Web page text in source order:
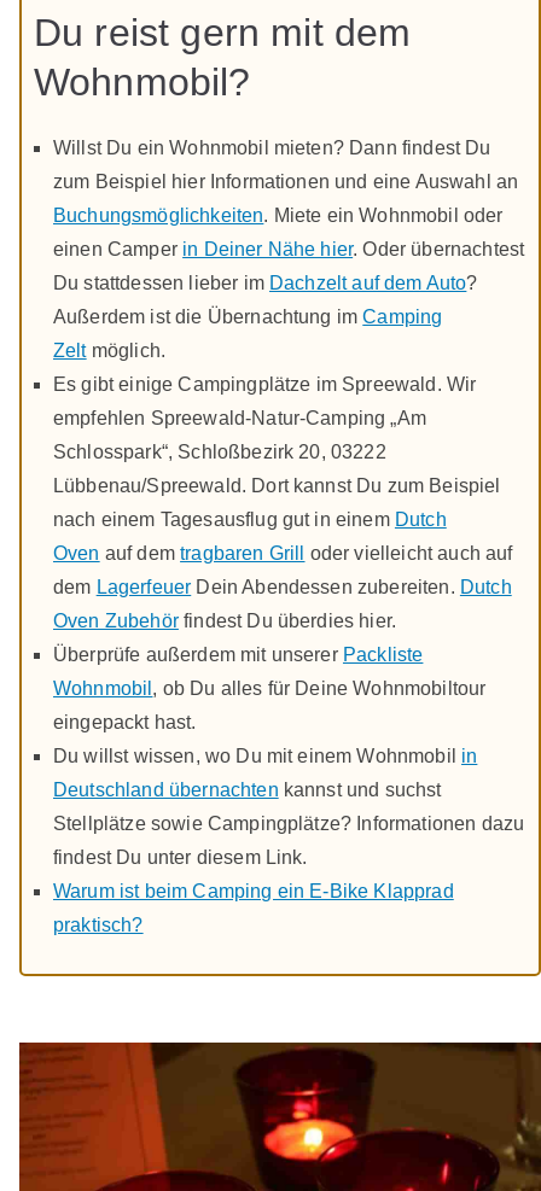
Du reist gern mit dem
Wohnmobil?
Willst Du ein Wohnmobil mieten? Dann findest Du
zum Beispiel hier Informationen und eine Auswahl an
Buchungsmöglichkeiten. Miete ein Wohnmobil oder
einen Camper in Deiner Nähe hier. Oder übernachtest
Du stattdessen lieber im Dachzelt auf dem Auto?
Außerdem ist die Übernachtung imCamping
Zeltmöglich.
Es gibt einige Campingplätze im Spreewald. Wir
empfehlen Spreewald-Natur-Camping „Am
Schlosspark“, Schloßbezirk 20, 03222
Lübbenau/Spreewald. Dort kannst Du zum Beispiel
nach einem Tagesausflug gut in einem Dutch
Oven auf demtragbaren Grill
oder vielleicht auch auf
dem Lagerfeuer Dein Abendessen zubereiten. Dutch
Oven Zubehörfindest Du überdies hier.
Überprüfe außerdem mit unserer Packliste
Wohnmobil , ob Du alles für Deine Wohnmobiltour
eingepackt hast.
Du willst wissen, wo Du mit einem Wohnmobil in
Deutschland übernachten kannst und suchst
Stellplätze sowie Campingplätze? Informationen dazu
findest Du unter diesem Link.
Warum ist beim Camping ein E-Bike Klapprad
praktisch?